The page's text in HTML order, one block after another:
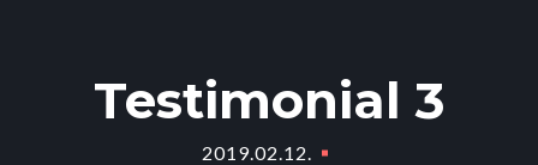
Testimonial 3
2019.02.12.